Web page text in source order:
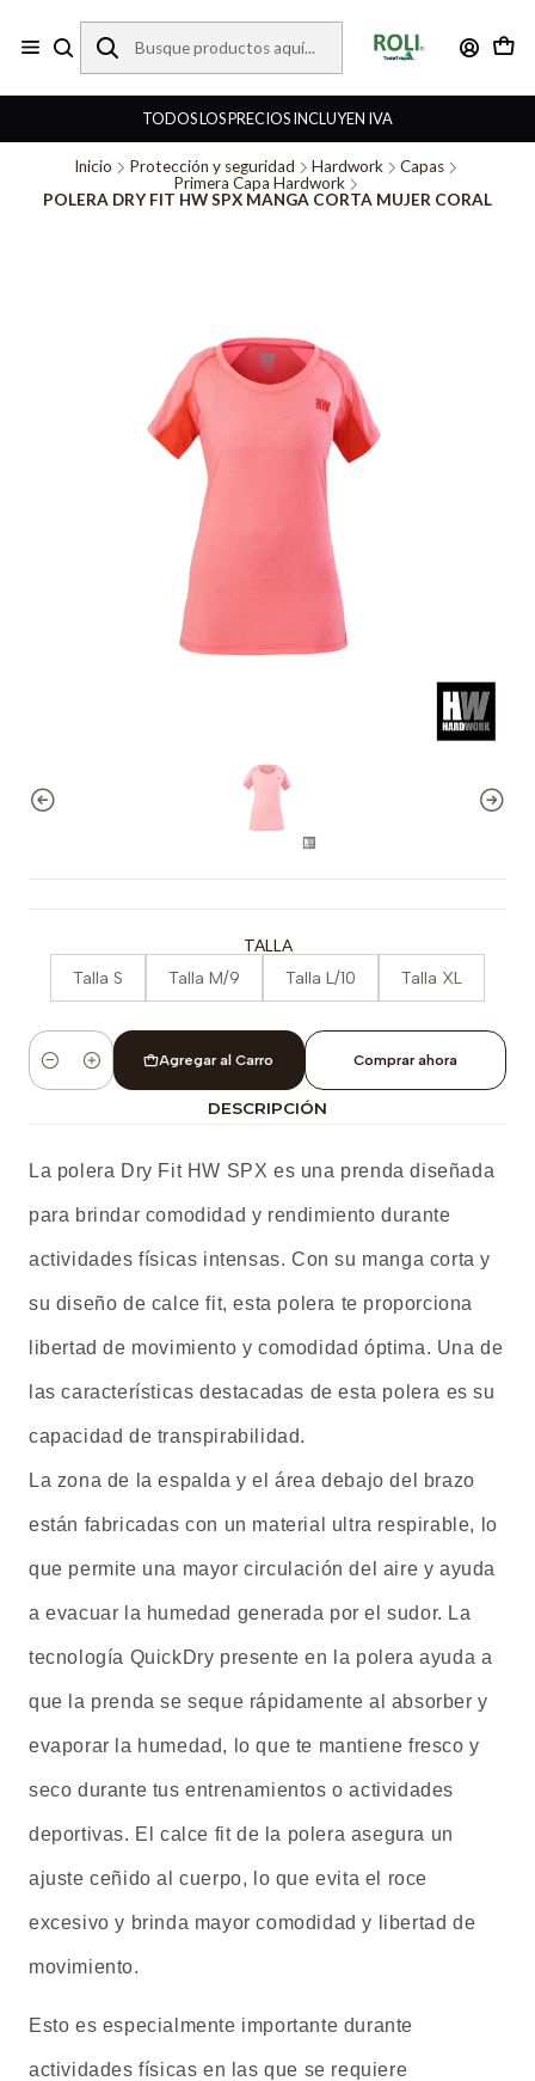
TODOS LOS PRECIOS INCLUYEN IVA
Inicio Protección y seguridad Hardwork
Capas
Primera Capa Hardwork
POLERA DRY FIT HW SPX MANGA CORTA MUJER CORAL
TALLA
Talla S Talla M/9 Talla L/10 Talla XL
Cantidad
Agregar al Carro Comprar ahora
DESCRIPCIÓN
La polera Dry Fit HW SPX es una prenda diseñada
para brindar comodidad y rendimiento durante
actividades físicas intensas. Con su manga corta y
su diseño de calce fit, esta polera te proporciona
libertad de movimiento y comodidad óptima. Una de
las características destacadas de esta polera es su
capacidad de transpirabilidad.
La zona de la espalda y el área debajo del brazo
están fabricadas con un material ultra respirable, lo
que permite una mayor circulación del aire y ayuda
a evacuar la humedad generada por el sudor. La
tecnología QuickDry presente en la polera ayuda a
que la prenda se seque rápidamente al absorber y
evaporar la humedad, lo que te mantiene fresco y
seco durante tus entrenamientos o actividades
deportivas. El calce fit de la polera asegura un
ajuste ceñido al cuerpo, lo que evita el roce
excesivo y brinda mayor comodidad y libertad de
movimiento.
Esto es especialmente importante durante
actividades físicas en las que se requiere